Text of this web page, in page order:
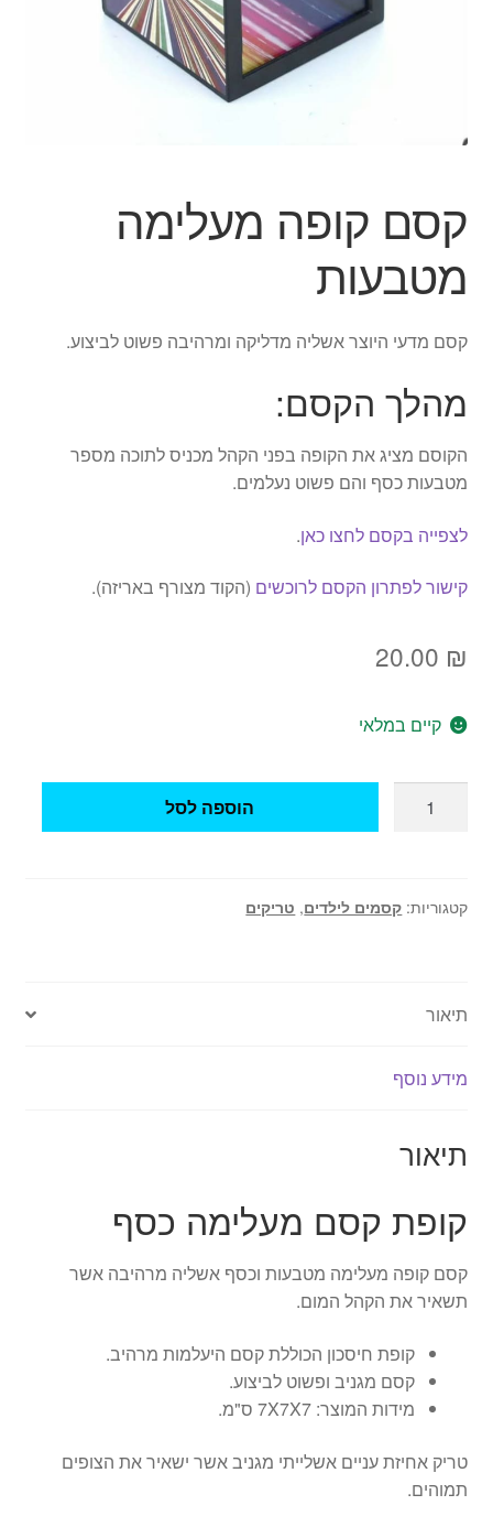
קסם קופה מעלימה
מטבעות
קסם מדעי היוצר אשליה מדליקה ומרהיבה פשוט לביצוע.
מהלך הקסם:
הקוסם מציג את הקופה בפני הקהל מכניס לתוכה מספר
מטבעות כסף והם פשוט נעלמים.
לצפייה בקסם לחצו כאן.
קישור לפתרון הקסם לרוכשים (הקוד מצורף באריזה).
20.00 ₪
קיים במלאי
מעלימה
הוספה לסל
קטגוריות: קסמים לילדים, טריקים
תיאור
מידע נוסף
תיאור
קופת קסם מעלימה כסף
קסם קופה מעלימה מטבעות וכסף אשליה מרהיבה אשר
תשאיר את הקהל המום.
קופת חיסכון הכוללת קסם היעלמות מרהיב.
קסם מגניב ופשוט לביצוע.
מידות המוצר: 7X7X7 ס"מ.
טריק אחיזת עניים אשלייתי מגניב אשר ישאיר את הצופים
תמוהים.